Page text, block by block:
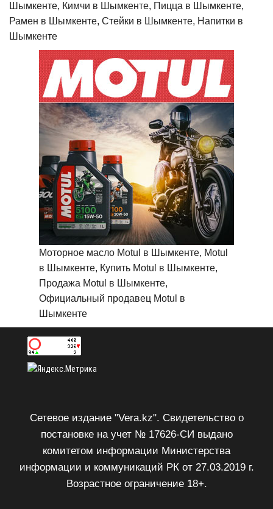
Шымкенте, Кимчи в Шымкенте, Пицца в Шымкенте,
Рамен в Шымкенте, Стейки в Шымкенте, Напитки в
Шымкенте
Моторное масло Motul в Шымкенте, Motul
в Шымкенте, Купить Motul в Шымкенте,
Продажа Motul в Шымкенте,
Официальный продавец Motul в
Шымкенте
Сетевое издание "Vera.kz". Свидетельство о
постановке на учет № 17626-СИ выдано
комитетом информации Министерства
информации и коммуникаций РК от 27.03.2019 г.
Возрастное ограничение 18+.